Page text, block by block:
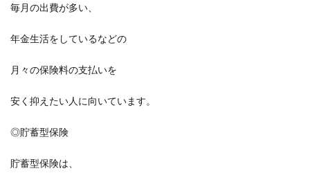
毎月の出費が多い、
年金生活をしているなどの
月々の保険料の支払いを
安く抑えたい人に向いています。
◎貯蓄型保険
貯蓄型保険は、